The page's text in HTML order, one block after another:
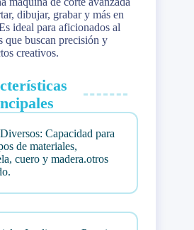
dibujar, grabar y más en
ideal para aficionados al
que buscan precisión y
creativos.
Capacidad para
de materiales,
cuero y madera.otros